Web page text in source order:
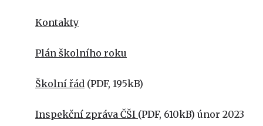
Kontakty
Plán školního roku
Školní řád (PDF, 195kB)
Inspekční zpráva ČŠI (PDF, 610kB) únor 2023